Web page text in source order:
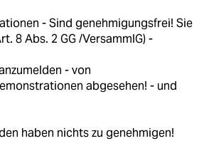
- Sind genehmigungsfrei! Sie
8 Abs. 2 GG /VersammlG) -
- von
abgesehen! - und
haben nichts zu genehmigen!